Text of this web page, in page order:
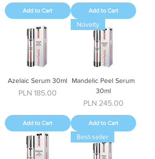
Add to Cart Add to Cart
Azelaic Serum 30ml
Price
PLN 185.00
Add to Cart
Novelty
Mandelic Peel Serum
30ml
Price
PLN 245.00
Add to Cart
Best-seller